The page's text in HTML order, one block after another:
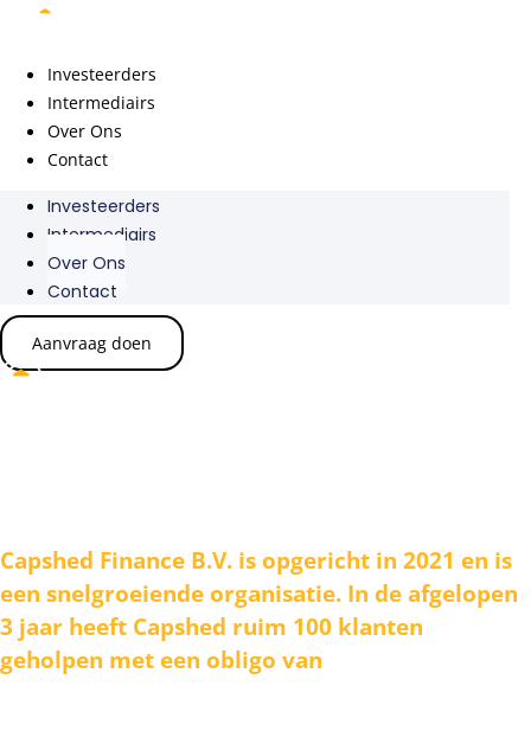
inhoud
Investeerders
Intermediairs
Over Ons
Contact
Investeerders
Intermediairs
Over Ons
Contact
Aanvraag doen
Capshed Finance B.V. is opgericht in 2021 en is
een snelgroeiende organisatie. In de afgelopen
3 jaar heeft Capshed ruim 100 klanten
geholpen met een obligo van